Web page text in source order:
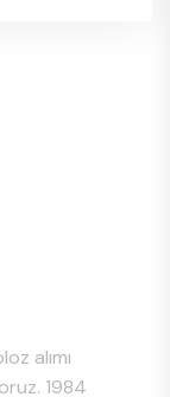
alımı
1984